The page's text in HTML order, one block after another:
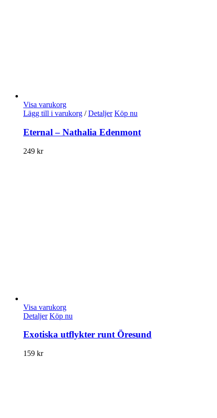
Visa varukorg
Lägg till i varukorg / Detaljer Köp nu
Eternal – Nathalia Edenmont
249 kr
Visa varukorg
Detaljer Köp nu
Exotiska utflykter runt Öresund
159 kr